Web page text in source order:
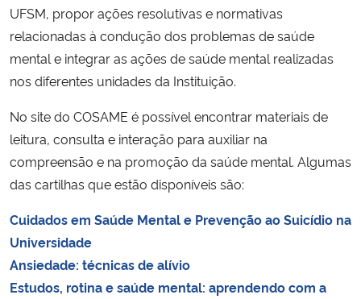
UFSM, propor ações resolutivas e normativas
relacionadas à condução dos problemas de saúde
mental e integrar as ações de saúde mental realizadas
nos diferentes unidades da Instituição.
No site do COSAME é possível encontrar materiais de
leitura, consulta e interação para auxiliar na
compreensão e na promoção da saúde mental. Algumas
das cartilhas que estão disponíveis são:
Cuidados em Saúde Mental e Prevenção ao Suicídio na
Universidade
Ansiedade: técnicas de alívio
Estudos, rotina e saúde mental: aprendendo com a